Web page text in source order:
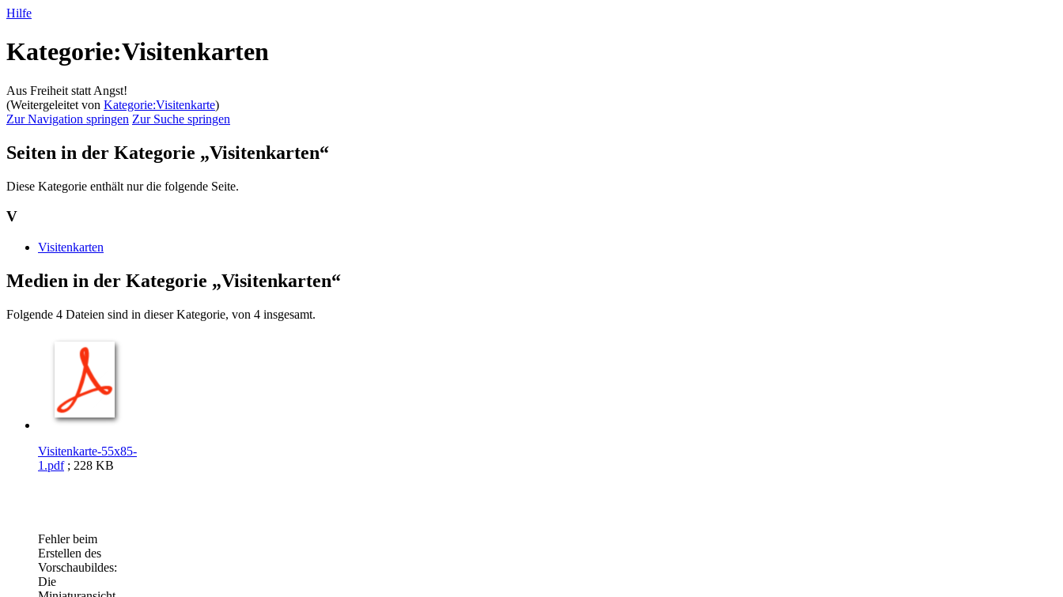
Hilfe
Kategorie:Visitenkarten
Aus Freiheit statt Angst!
(Weitergeleitet von Kategorie:Visitenkarte)
Zur Navigation springen Zur Suche springen
Seiten in der Kategorie „Visitenkarten“
Diese Kategorie enthält nur die folgende Seite.
V
Visitenkarten
Medien in der Kategorie „Visitenkarten“
Folgende 4 Dateien sind in dieser Kategorie, von 4 insgesamt.
Visitenkarte-55x85-
1.pdf; 228 KB
Fehler beim
Erstellen des
Vorschaubildes:
Die